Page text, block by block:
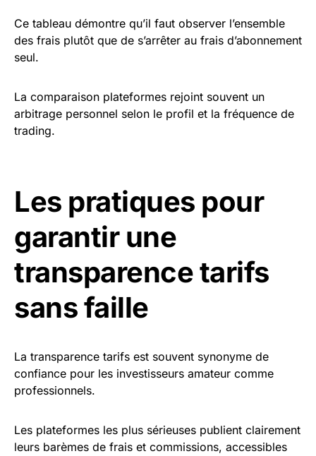
Ce tableau démontre qu’il faut observer l’ensemble
des frais plutôt que de s’arrêter au frais d’abonnement
seul.
La comparaison plateformes rejoint souvent un
arbitrage personnel selon le profil et la fréquence de
trading.
Les pratiques pour
garantir une
transparence tarifs
sans faille
La transparence tarifs est souvent synonyme de
confiance pour les investisseurs amateur comme
professionnels.
Les plateformes les plus sérieuses publient clairement
leurs barèmes de frais et commissions, accessibles